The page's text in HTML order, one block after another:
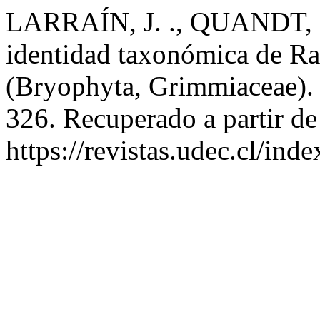
LARRAÍN, J. .,
identidad taxonómica de
(Bryophyta, Grimmiaceae).
326. Recuperado a partir de
https://revistas.udec.cl/